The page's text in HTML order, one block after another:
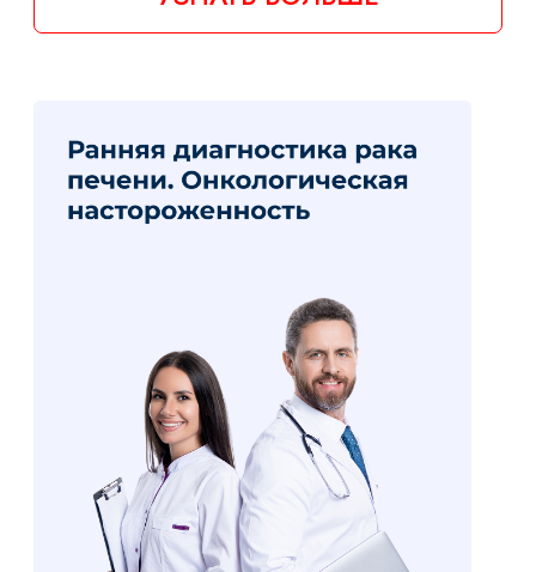
Нарушение кальций-
фосфорного обмена
ЦЕНА: 25 000 ₸
ДЛИТЕЛЬНОСТЬ: 10 ЧАСОВ